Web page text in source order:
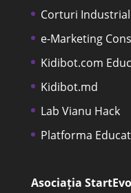
Corturi
e-Marketing
Kidibot.com
Kidibot.md
Lab Vianu Hack
Platforma
Asociația StartEvo